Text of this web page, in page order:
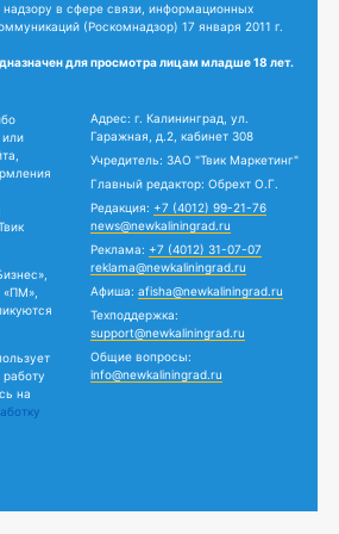
в сфере связи, информационных
(Роскомнадзор) 17 января 2011 г.
для просмотра лицам младше 18 лет.
или
«ПМ»,
на
Адрес: г. Калининград, ул.
Гаражная, д.2, кабинет 308
Учредитель: ЗАО "Твик Маркетинг"
Главный редактор: Обрехт О.Г.
Редакция: +7 (4012) 99-21-76
news@newkaliningrad.ru
Реклама: +7 (4012) 31-07-07
reklama@newkaliningrad.ru
Афиша: afisha@newkaliningrad.ru
Техподдержка:
support@newkaliningrad.ru
Общие вопросы:
info@newkaliningrad.ru